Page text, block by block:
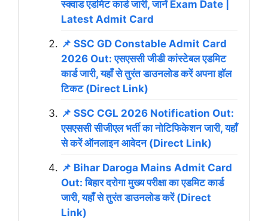
स्क्वाड एडमिट कार्ड जारी, जानें Exam Date |
Latest Admit Card
📌 SSC GD Constable Admit Card
2026 Out: एसएससी जीडी कांस्टेबल एडमिट
कार्ड जारी, यहाँ से तुरंत डाउनलोड करें अपना हॉल
टिकट (Direct Link)
📌 SSC CGL 2026 Notification Out:
एसएससी सीजीएल भर्ती का नोटिफिकेशन जारी, यहाँ
से करें ऑनलाइन आवेदन (Direct Link)
📌 Bihar Daroga Mains Admit Card
Out: बिहार दरोगा मुख्य परीक्षा का एडमिट कार्ड
जारी, यहाँ से तुरंत डाउनलोड करें (Direct
Link)